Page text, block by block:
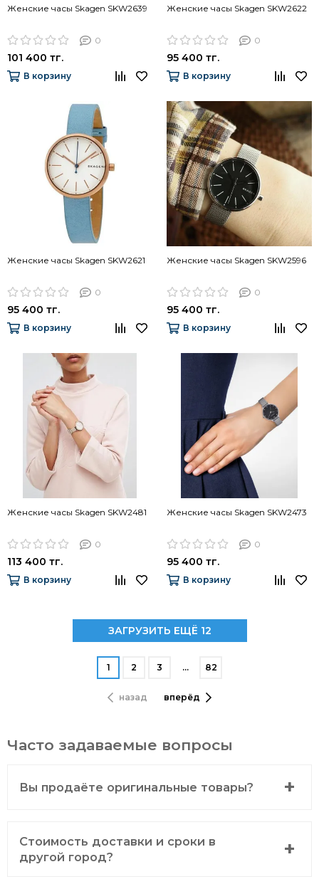
Женские часы Skagen SKW2639
0
101 400 тг.
В корзину
Женские часы Skagen SKW2622
0
95 400 тг.
В корзину
Женские часы Skagen SKW2621
0
95 400 тг.
В корзину
Женские часы Skagen SKW2596
0
95 400 тг.
В корзину
Женские часы Skagen SKW2481
0
113 400 тг.
В корзину
Женские часы Skagen SKW2473
0
95 400 тг.
В корзину
ЗАГРУЗИТЬ ЕЩЁ 12
назад
1 2 3 … 82
вперёд
Часто задаваемые вопросы
Вы продаёте оригинальные товары?
Стоимость доставки и сроки в
другой город?